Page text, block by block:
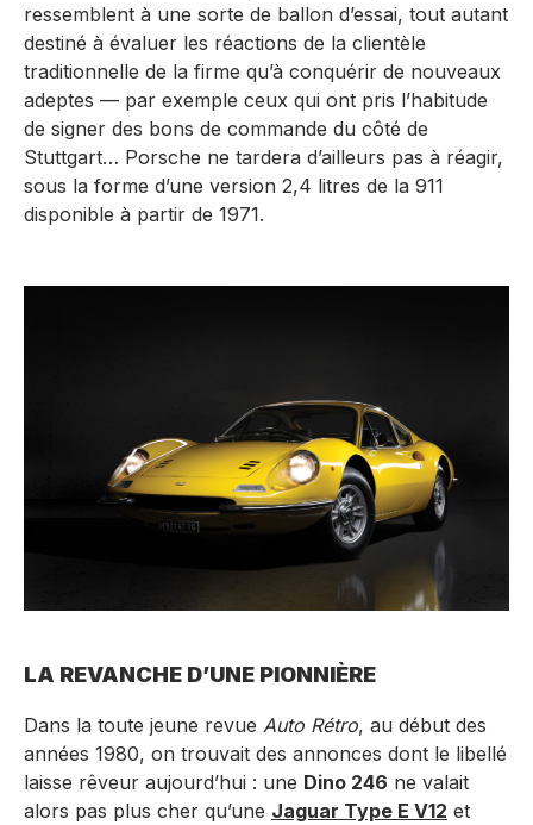
ressemblent à une sorte de ballon d’essai, tout autant
destiné à évaluer les réactions de la clientèle
traditionnelle de la firme qu’à conquérir de nouveaux
adeptes — par exemple ceux qui ont pris l’habitude
de signer des bons de commande du côté de
Stuttgart… Porsche ne tardera d’ailleurs pas à réagir,
sous la forme d’une version 2,4 litres de la 911
disponible à partir de 1971.
LA REVANCHE D’UNE PIONNIÈRE
Dans la toute jeune revue Auto Rétro, au début des
années 1980, on trouvait des annonces dont le libellé
laisse rêveur aujourd’hui : une Dino 246 ne valait
alors pas plus cher qu’une Jaguar Type E V12 et